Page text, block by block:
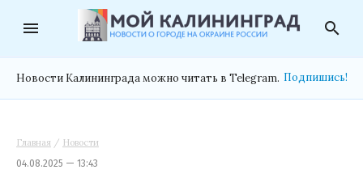
menu search
Новости Калининграда можно читать в Telegram. Подпишись!
Главная / Новости
04.08.2025 — 13:43